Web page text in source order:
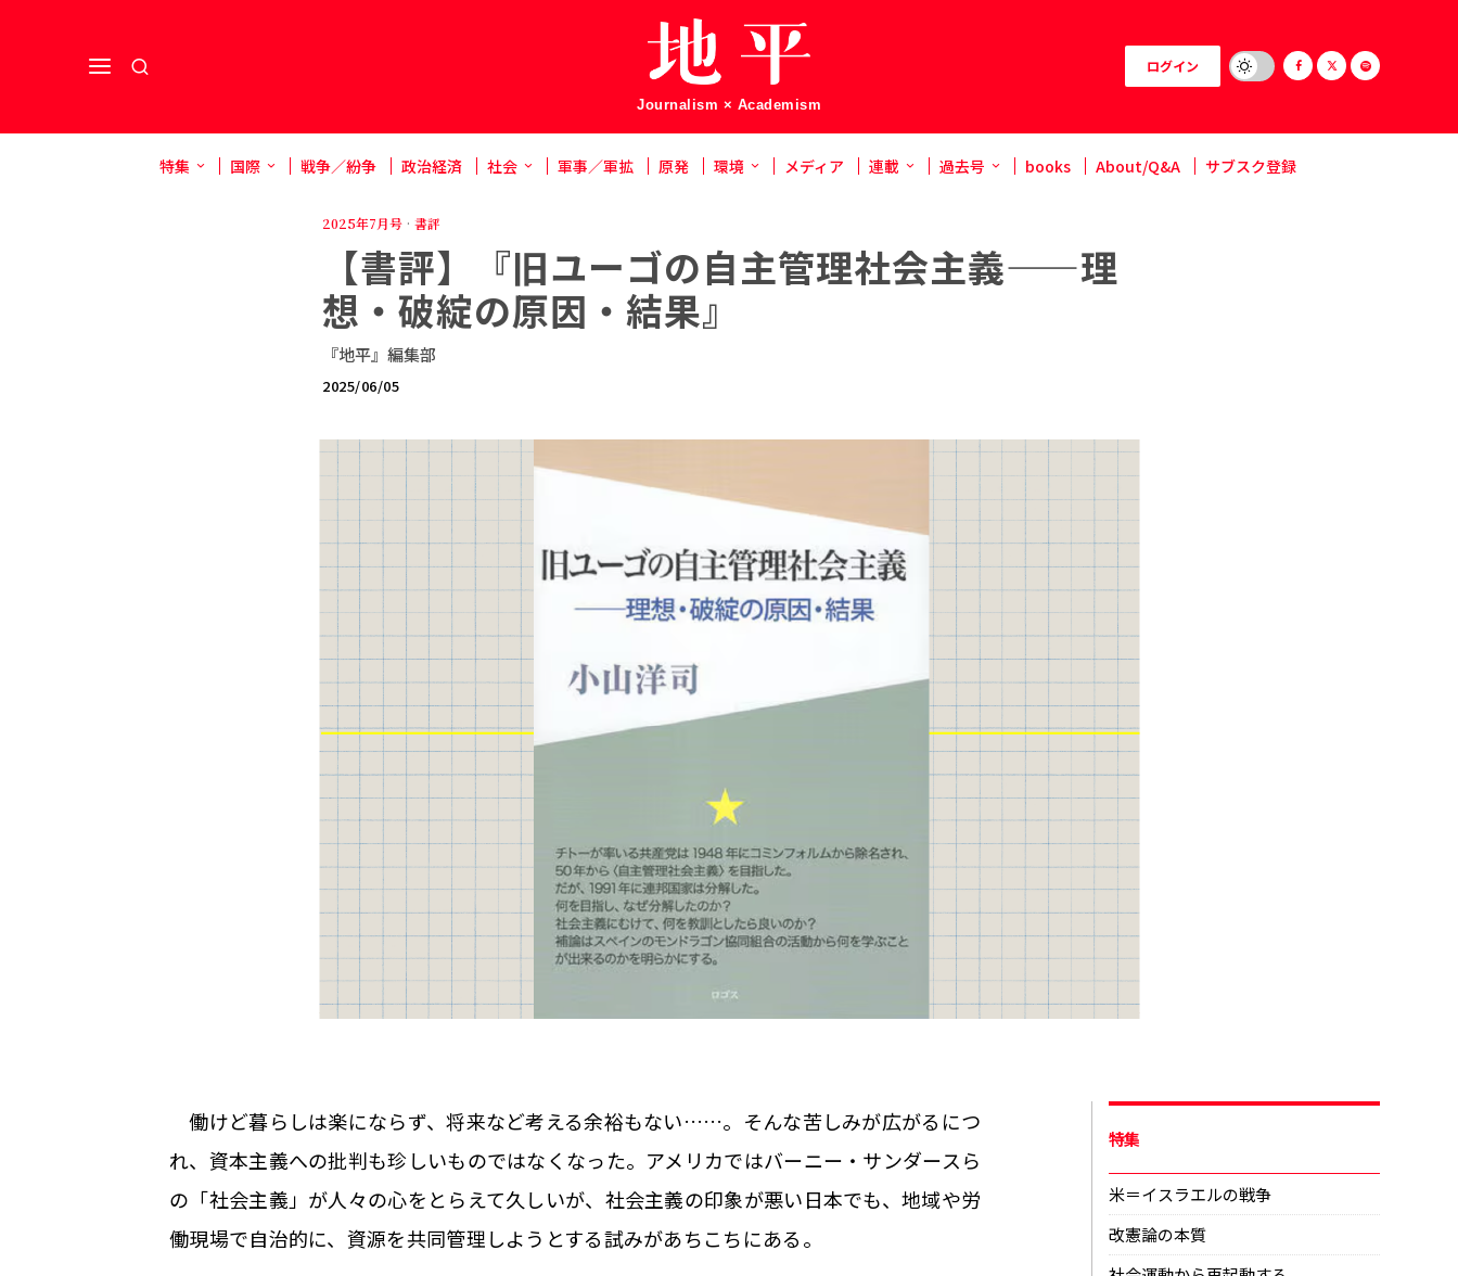
Journalism × Academism
ログイン
特集 国際 戦争／紛争 政治経済 社会 軍事／軍拡 原発 環境 メディア 連載 過去号 books About/Q&A サブスク登録
2025年7月号 · 書評
【書評】『旧ユーゴの自主管理社会主義——理
想・破綻の原因・結果』
『地平』編集部
2025/06/05
働けど暮らしは楽にならず、将来など考える余裕もない……。そんな苦しみが広がるにつ
れ、資本主義への批判も珍しいものではなくなった。アメリカではバーニー・サンダースら
の「社会主義」が人々の心をとらえて久しいが、社会主義の印象が悪い日本でも、地域や労
働現場で自治的に、資源を共同管理しようとする試みがあちこちにある。
特集
米＝イスラエルの戦争
改憲論の本質